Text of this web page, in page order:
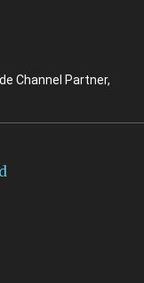
Channel Partner,